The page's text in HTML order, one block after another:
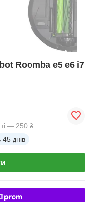
Roomba e5 e6 i7
— 250 ₴
45 днів